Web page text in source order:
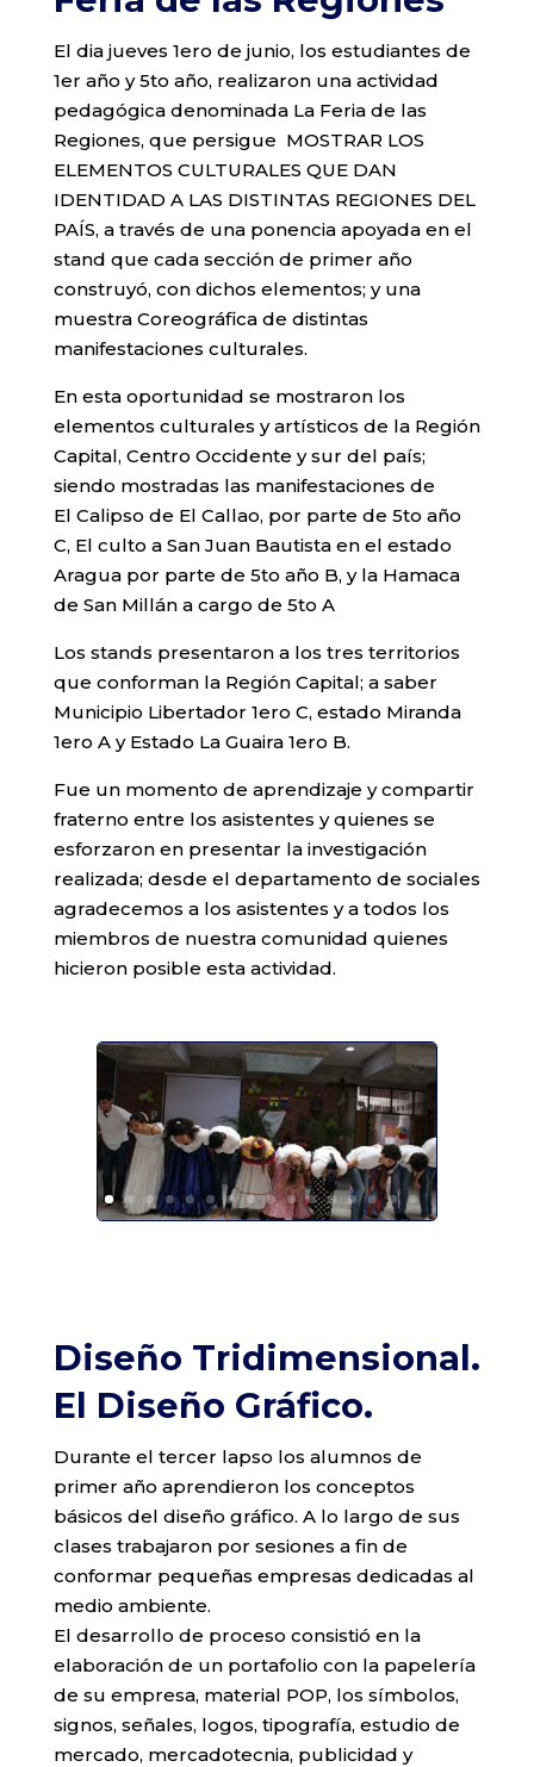
El dia jueves 1ero de junio, los estudiantes de
1er año y 5to año, realizaron una actividad
pedagógica denominada La Feria de las
Regiones, que persigue MOSTRAR LOS
ELEMENTOS CULTURALES QUE DAN
IDENTIDAD A LAS DISTINTAS REGIONES DEL
PAÍS, a través de una ponencia apoyada en el
stand que cada sección de primer año
construyó, con dichos elementos; y una
muestra Coreográfica de distintas
manifestaciones culturales.
En esta oportunidad se mostraron los
elementos culturales y artísticos de la Región
Capital, Centro Occidente y sur del país;
siendo mostradas las manifestaciones de
El Calipso de El Callao, por parte de 5to año
C, El culto a San Juan Bautista en el estado
Aragua por parte de 5to año B, y la Hamaca
de San Millán a cargo de 5to A
Los stands presentaron a los tres territorios
que conforman la Región Capital; a saber
Municipio Libertador 1ero C, estado Miranda
1ero A y Estado La Guaira 1ero B.
Fue un momento de aprendizaje y compartir
fraterno entre los asistentes y quienes se
esforzaron en presentar la investigación
realizada; desde el departamento de sociales
agradecemos a los asistentes y a todos los
miembros de nuestra comunidad quienes
hicieron posible esta actividad.
Diseño Tridimensional.
El Diseño Gráfico.
Durante el tercer lapso los alumnos de
primer año aprendieron los conceptos
básicos del diseño gráfico. A lo largo de sus
clases trabajaron por sesiones a fin de
conformar pequeñas empresas dedicadas al
medio ambiente.
El desarrollo de proceso consistió en la
elaboración de un portafolio con la papelería
de su empresa, material POP, los símbolos,
signos, señales, logos, tipografía, estudio de
mercado, mercadotecnia, publicidad y